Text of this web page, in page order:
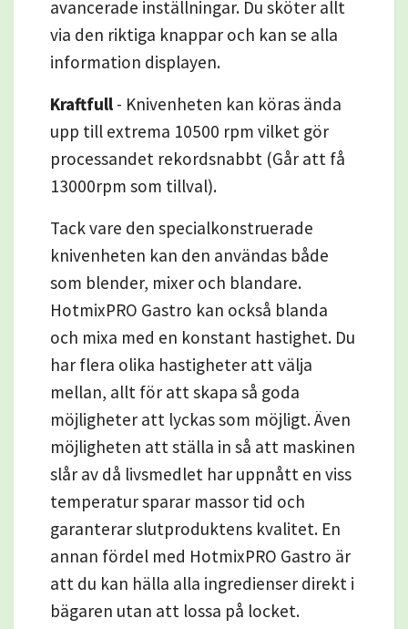
avancerade inställningar. Du sköter allt
via den riktiga knappar och kan se alla
information displayen.
Kraftfull - Knivenheten kan köras ända
upp till extrema 10500 rpm vilket gör
processandet rekordsnabbt (Går att få
13000rpm som tillval).
Tack vare den specialkonstruerade
knivenheten kan den användas både
som blender, mixer och blandare.
HotmixPRO Gastro kan också blanda
och mixa med en konstant hastighet. Du
har flera olika hastigheter att välja
mellan, allt för att skapa så goda
möjligheter att lyckas som möjligt. Även
möjligheten att ställa in så att maskinen
slår av då livsmedlet har uppnått en viss
temperatur sparar massor tid och
garanterar slutproduktens kvalitet. En
annan fördel med HotmixPRO Gastro är
att du kan hälla alla ingredienser direkt i
bägaren utan att lossa på locket.